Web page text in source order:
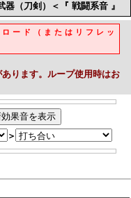
（刀剣）＜『 戦闘系音 』
ード（またはリフレッ
ります。ループ使用時はお
＞